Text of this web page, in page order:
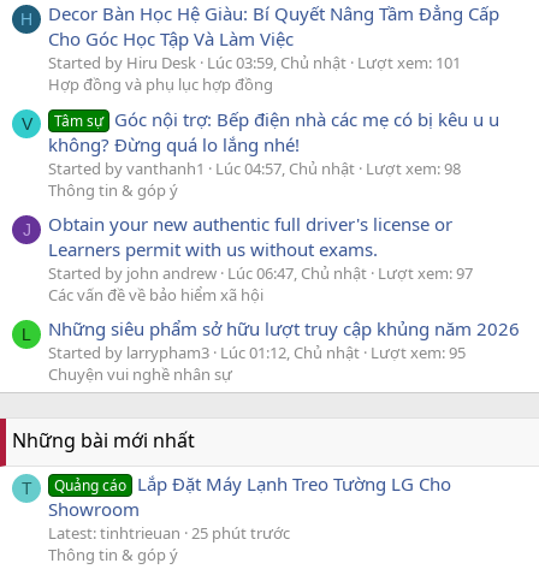
H
Decor Bàn Học Hệ Giàu: Bí Quyết Nâng Tầm Đẳng Cấp
Cho Góc Học Tập Và Làm Việc
Started by Hiru Desk Lúc 03:59, Chủ nhật Lượt xem: 101
Hợp đồng và phụ lục hợp đồng
V Tâm sự Góc nội trợ: Bếp điện nhà các mẹ có bị kêu u u
không? Đừng quá lo lắng nhé!
Started by vanthanh1 Lúc 04:57, Chủ nhật Lượt xem: 98
Thông tin & góp ý
J
Obtain your new authentic full driver's license or
Learners permit with us without exams.
Started by john andrew Lúc 06:47, Chủ nhật Lượt xem: 97
Các vấn đề về bảo hiểm xã hội
L Những siêu phẩm sở hữu lượt truy cập khủng năm 2026
Started by larrypham3 Lúc 01:12, Chủ nhật Lượt xem: 95
Chuyện vui nghề nhân sự
Những bài mới nhất
T Quảng cáo Lắp Đặt Máy Lạnh Treo Tường LG Cho
Showroom
Latest: tinhtrieuan 25 phút trước
Thông tin & góp ý